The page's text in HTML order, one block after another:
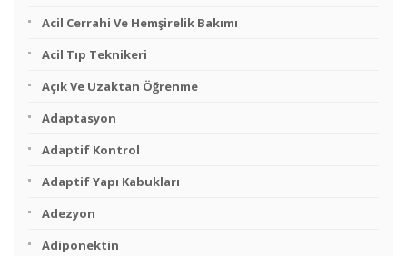
Acil Cerrahi Ve Hemşirelik Bakımı
Acil Tıp Teknikeri
Açık Ve Uzaktan Öğrenme
Adaptasyon
Adaptif Kontrol
Adaptif Yapı Kabukları
Adezyon
Adiponektin